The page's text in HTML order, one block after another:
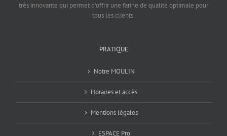
très innovante qui permet d'offrir une farine de qualité optimale pour
tous les clients.
PRATIQUE
Notre MOULIN
Horaires et accès
Mentions légales
ESPACE Pro